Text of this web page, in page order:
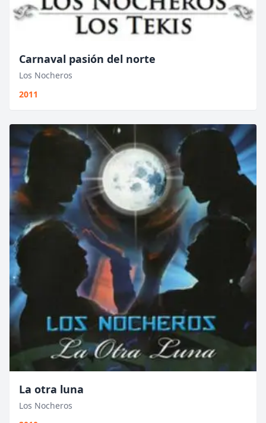
Carnaval pasión del norte
Los Nocheros
2011
La otra luna
Los Nocheros